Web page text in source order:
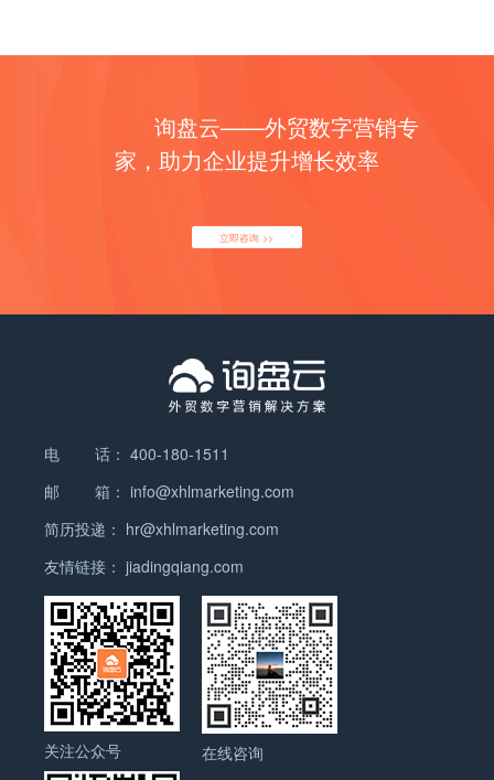
哪些内容在搜索结果前几页（作为首轮输入源）； 哪些网页
值。 换句话说： GEO的“外链”不是链接数量，而是品牌
存在感。 它更像是一种“被AI注意到”的资格门票，而不是
有机会“看到”你的内容，就不会有后续的引用和整合。 而
询盘云——外贸数字营销专
家，助力企业提升增长效率
立即咨询 >>
电 话： 400-180-1511
邮 箱： info@xhlmarketing.com
简历投递： hr@xhlmarketing.com
友情链接： jiadingqiang.com
关注公众号 在线咨询